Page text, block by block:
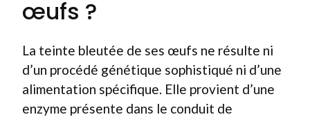
œufs ?
La teinte bleutée de ses œufs ne résulte ni
d’un procédé génétique sophistiqué ni d’une
alimentation spécifique. Elle provient d’une
enzyme présente dans le conduit de